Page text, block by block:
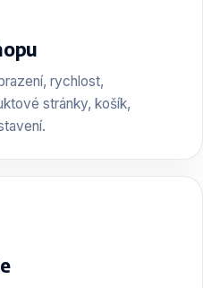
rychlost,
stránky, košík,